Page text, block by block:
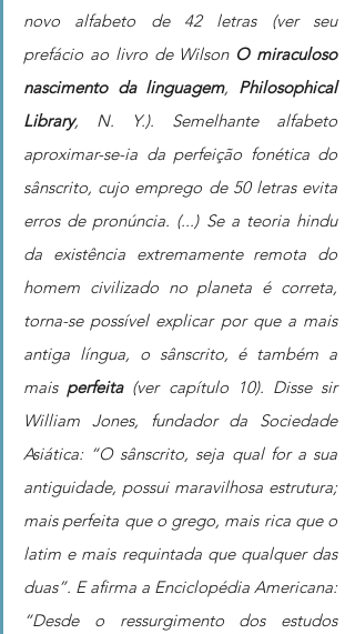
novo alfabeto de 42 letras (ver seu
prefácio ao livro de Wilson O miraculoso
nascimento da linguagem, Philosophical
Library, N. Y.). Semelhante alfabeto
aproximar-se-ia da perfeição fonética do
sânscrito, cujo emprego de 50 letras evita
erros de pronúncia. (...) Se a teoria hindu
da existência extremamente remota do
homem civilizado no planeta é correta,
torna-se possível explicar por que a mais
antiga língua, o sânscrito, é também a
mais perfeita (ver capítulo 10). Disse sir
William Jones, fundador da Sociedade
Asiática: “O sânscrito, seja qual for a sua
antiguidade, possui maravilhosa estrutura;
mais perfeita que o grego, mais rica que o
latim e mais requintada que qualquer das
duas”. E afirma a Enciclopédia Americana:
“Desde o ressurgimento dos estudos